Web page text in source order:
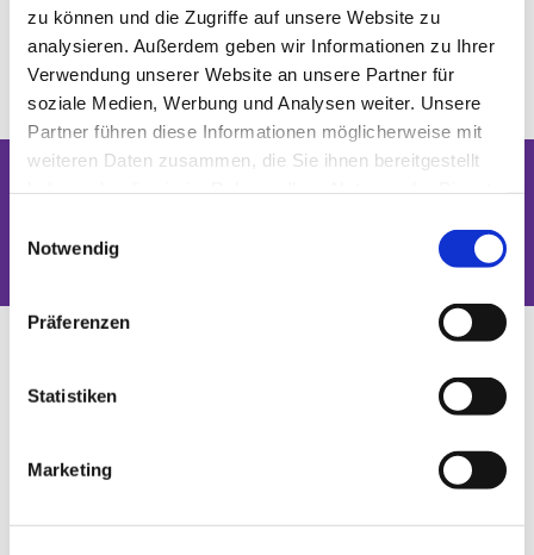
zu können und die Zugriffe auf unsere Website zu
analysieren. Außerdem geben wir Informationen zu Ihrer
Verwendung unserer Website an unsere Partner für
soziale Medien, Werbung und Analysen weiter. Unsere
Partner führen diese Informationen möglicherweise mit
weiteren Daten zusammen, die Sie ihnen bereitgestellt
Notwendig
Präferenzen
Statistiken
Marketing
Dies könnte Sie auch interessieren